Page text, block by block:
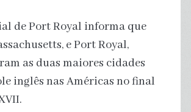
de Port Royal informa que
e Port Royal,
as duas maiores cidades
inglês nas Américas no final